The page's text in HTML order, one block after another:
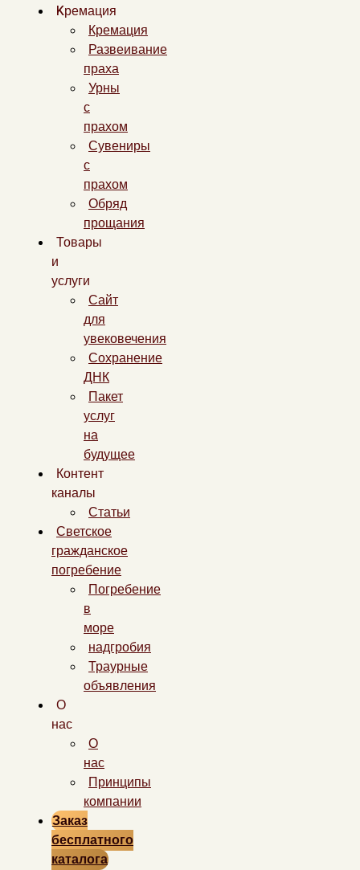
Kремация
Кремация
Развеивание
праха
Урны
с
прахом
Сувениры
с
прахом
Обряд
прощания
Товары
и
услуги
Сайт
для
увековечения
Сохранение
ДНК
Пакет
услуг
на
будущее
Контент
каналы
Статьи
Светское
гражданское
погребение
Погребение
в
море
надгробия
Траурные
объявления
О
нас
О
нас
Принципы
компании
Заказ
бесплатного
каталога